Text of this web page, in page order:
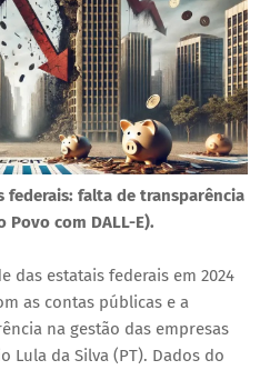
federais: falta de transparência
com DALL-E).
das estatais federais em 2024
as contas públicas e a
na gestão das empresas
Lula da Silva (PT). Dados do